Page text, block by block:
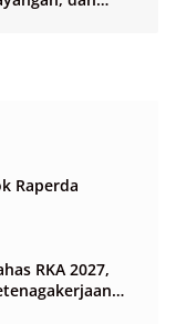
Raperda
RKA 2027,